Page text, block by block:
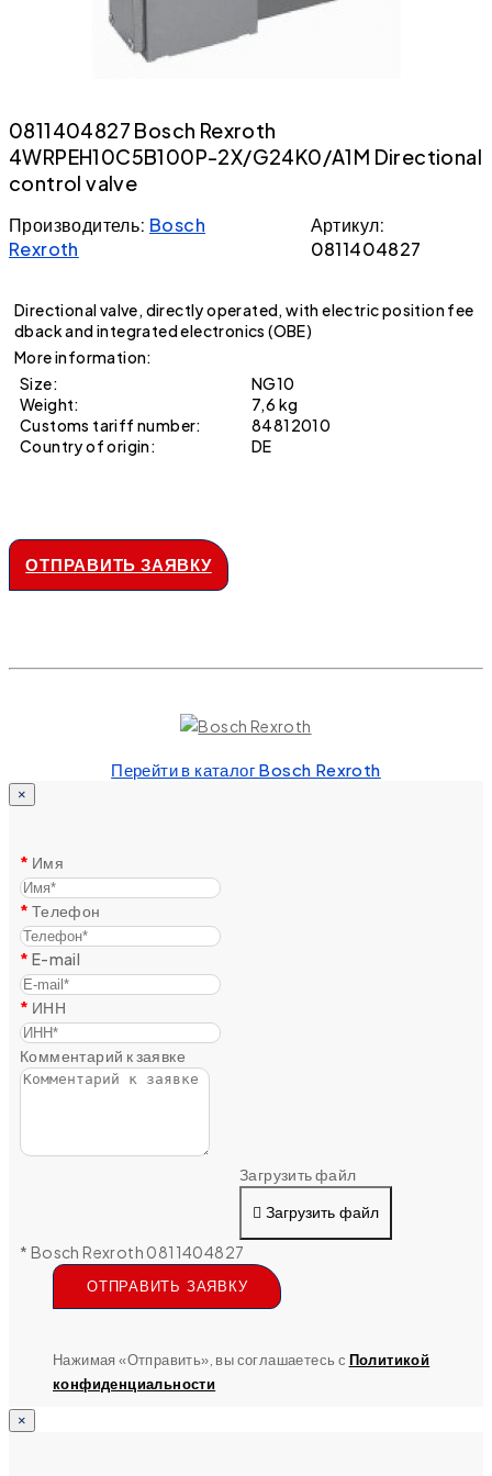
0811404827 Bosch Rexroth
4WRPEH10C5B100P-2X/G24K0/A1M Directional
control valve
Производитель: Bosch
Rexroth
Артикул:
0811404827
Directional valve, directly operated, with electric position fee
dback and integrated electronics (OBE)
More information:
Size:
NG10
Weight:
7,6 kg
Customs tariff number:
84812010
Country of origin:
DE
ОТПРАВИТЬ ЗАЯВКУ
Перейти в каталог Bosch Rexroth
×
Имя
Телефон
E-mail
ИНН
Комментарий к заявке
Загрузить файл
Загрузить файл
* Bosch Rexroth 0811404827
ОТПРАВИТЬ ЗАЯВКУ
Нажимая «Отправить», вы соглашаетесь с Политикой
конфиденциальности
×